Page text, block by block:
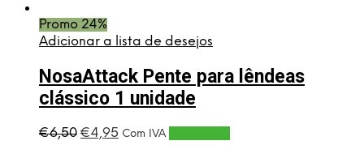
Promo 24%
Adicionar a lista de desejos
NosaAttack Pente para lêndeas
clássico 1 unidade
€6,50 O
€4,95 O
Com IVA